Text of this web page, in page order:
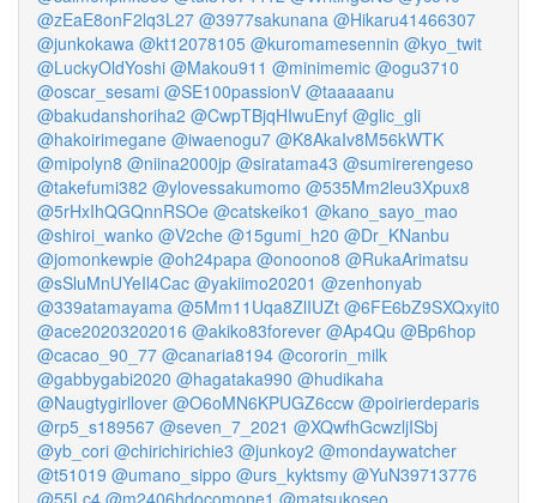
@zEaE8onF2lq3L27 @3977sakunana @Hikaru41466307
@junkokawa @kt12078105 @kuromamesennin @kyo_twit
@LuckyOldYoshi @Makou911 @minimemic @ogu3710
@oscar_sesami @SE100passionV @taaaaanu
@bakudanshoriha2 @CwpTBjqHIwuEnyf @glic_gli
@hakoirimegane @iwaenogu7 @K8AkaIv8M56kWTK
@mipolyn8 @niina2000jp @siratama43 @sumirerengeso
@takefumi382 @ylovessakumomo @535Mm2leu3Xpux8
@5rHxIhQGQnnRSOe @catskeiko1 @kano_sayo_mao
@shiroi_wanko @V2che @15gumi_h20 @Dr_KNanbu
@jomonkewpie @oh24papa @onoono8 @RukaArimatsu
@sSluMnUYeIl4Cac @yakiimo20201 @zenhonyab
@339atamayama @5Mm11Uqa8ZlIUZt @6FE6bZ9SXQxyit0
@ace20203202016 @akiko83forever @Ap4Qu @Bp6hop
@cacao_90_77 @canaria8194 @cororin_milk
@gabbygabi2020 @hagataka990 @hudikaha
@Naugtygirllover @O6oMN6KPUGZ6ccw @poirierdeparis
@rp5_s189567 @seven_7_2021 @XQwfhGcwzljISbj
@yb_cori @chirichirichie3 @junkoy2 @mondaywatcher
@t51019 @umano_sippo @urs_kyktsmy @YuN39713776
@55Lc4 @m2406hdocomone1 @matsukoseo